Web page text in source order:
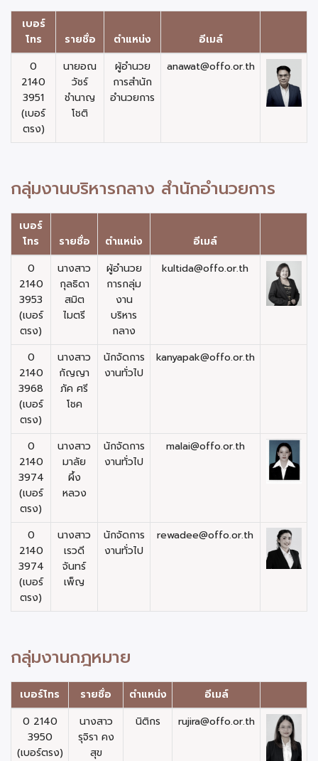
เบอร์
โทร
รายชื่อ ตำแหน่ง
อีเมล์
0
2140
3951
(เบอร์
ตรง)
นายอณ
วัชร์
ชำนาญ
โชติ
ผู้อำนวย
การสำนัก
อำนวยการ
anawat@offo.or.th
กลุ่มงานบริหารกลาง สำนักอำนวยการ
เบอร์
โทร
รายชื่อ ตำแหน่ง
อีเมล์
0
2140
3953
(เบอร์
ตรง)
นางสาว
กุลธิดา
สมิต
ไมตรี
ผู้อำนวย
การกลุ่ม
งาน
บริหาร
กลาง
kultida@offo.or.th
0
2140
3968
(เบอร์
ตรง)
นางสาว
กัญญา
ภัค ศรี
โชค
นักจัดการ
งานทั่วไป
kanyapak@offo.or.th
0
2140
3974
(เบอร์
ตรง)
นางสาว
มาลัย
ผึ้ง
หลวง
นักจัดการ
งานทั่วไป
malai@offo.or.th
0
2140
3974
(เบอร์
ตรง)
นางสาว
เรวดี
จันทร์
เพ็ญ
นักจัดการ
งานทั่วไป
rewadee@offo.or.th
กลุ่มงานกฎหมาย
เบอร์โทร รายชื่อ ตำแหน่ง
อีเมล์
0 2140
3950
(เบอร์ตรง)
นางสาว
รุจิรา คง
สุข
นิติกร rujira@offo.or.th